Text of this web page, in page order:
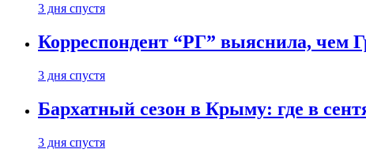
3 дня спустя
Корреспондент “РГ” выяснила, чем
3 дня спустя
Бархатный сезон в Крыму: где в
3 дня спустя